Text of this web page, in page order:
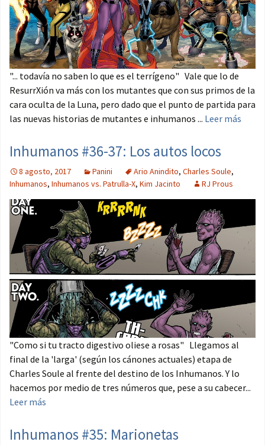
"... todavía no saben lo que es el terrígeno" Vale que lo de
ResurrXión va más con los mutantes que con sus primos de la
cara oculta de la Luna, pero dado que el punto de partida para
las nuevas historias de mutantes e inhumanos ... Leer más
Inhumanos #36-37: Los autos locos
8 agosto, 2017 Panini Ario Anindito, Charles Soule,
Inhumanos, Inhumanos vs. Patrulla-X, Kim Jacinto RJ Prous
"Como si tu tracto digestivo oliese a rosas" Llegamos al
final de la 'larga' (según los cánones actuales) etapa de
Charles Soule al frente del destino de los Inhumanos. Y lo
hacemos por medio de tres números que, pese a su cabecer...
Leer más
Inhumanos #35: Marionetas